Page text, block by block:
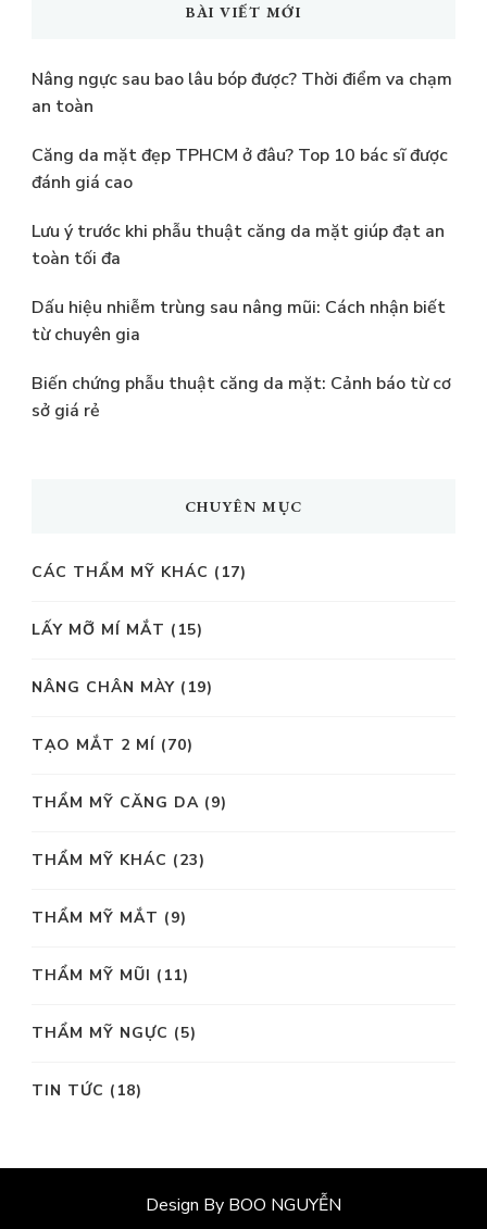
BÀI VIẾT MỚI
Nâng ngực sau bao lâu bóp được? Thời điểm va chạm
an toàn
Căng da mặt đẹp TPHCM ở đâu? Top 10 bác sĩ được
đánh giá cao
Lưu ý trước khi phẫu thuật căng da mặt giúp đạt an
toàn tối đa
Dấu hiệu nhiễm trùng sau nâng mũi: Cách nhận biết
từ chuyên gia
Biến chứng phẫu thuật căng da mặt: Cảnh báo từ cơ
sở giá rẻ
CHUYÊN MỤC
CÁC THẨM MỸ KHÁC (17)
LẤY MỠ MÍ MẮT (15)
NÂNG CHÂN MÀY (19)
TẠO MẮT 2 MÍ (70)
THẨM MỸ CĂNG DA (9)
THẨM MỸ KHÁC (23)
THẨM MỸ MẮT (9)
THẨM MỸ MŨI (11)
THẨM MỸ NGỰC (5)
TIN TỨC (18)
Design By BOO NGUYỄN